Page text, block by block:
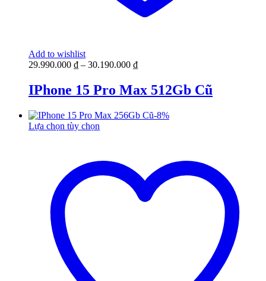
Add to wishlist
29.990.000 ₫ – 30.190.000 ₫
IPhone 15 Pro Max 512Gb Cũ
-8%
Lựa chọn tùy chọn